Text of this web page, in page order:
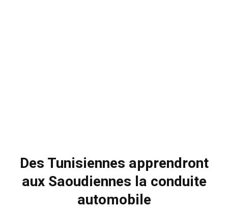
Des Tunisiennes apprendront
aux Saoudiennes la conduite
automobile